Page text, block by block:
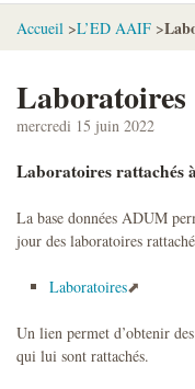
Accueil >L’ED AAIF >
Laboratoires
mercredi 15 juin 2022
Laboratoires rattachés
La base données ADUM
jour des laboratoires
Laboratoires
Un lien permet d’obtenir
qui lui sont rattachés.